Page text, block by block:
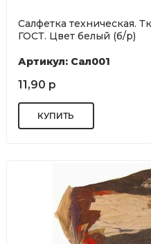
Салфетка техническая.
ГОСТ. Цвет белый (б/р)
Артикул: Сал001
11,90 р